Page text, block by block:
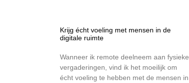
Krijg écht voeling met mensen in de
digitale ruimte
Wanneer ik remote deelneem aan fysieke
vergaderingen, vind ik het moeilijk om
écht voeling te hebben met de mensen in